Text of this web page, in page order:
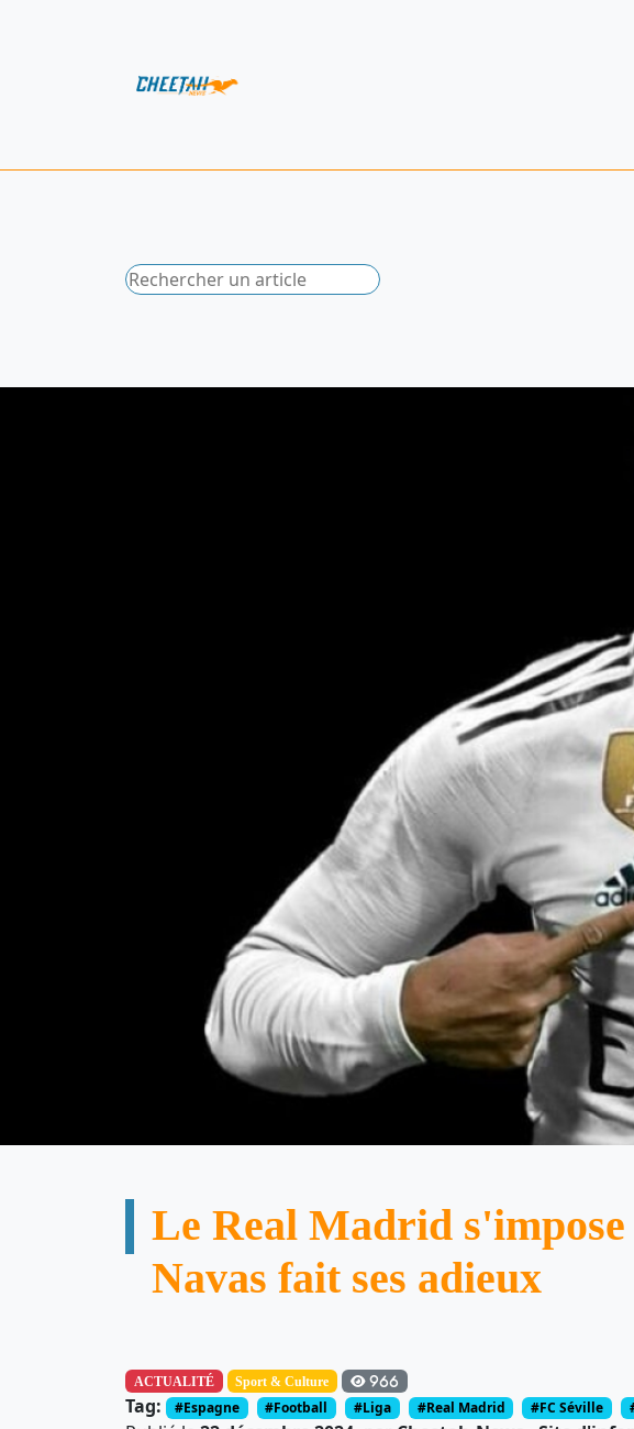
Le Real Madrid
Navas fait ses adieux
ACTUALITÉ Sport & Culture 966
Tag: #Espagne #Football #Liga #Real Madrid #FC Séville